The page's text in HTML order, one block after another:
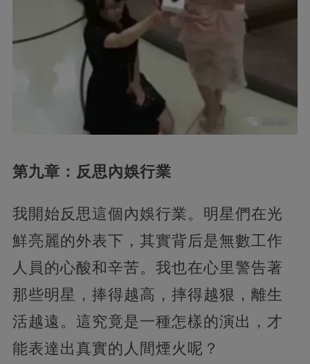
第九章：反思內娛行業
我開始反思這個內娛行業。明星們在光
鮮亮麗的外表下，其實背后是無數工作
人員的心酸和辛苦。我也在心里警告著
那些明星，捧得越高，摔得越狠，離生
活越遠。這究竟是一種怎樣的演出，才
能表達出真實的人間煙火呢？